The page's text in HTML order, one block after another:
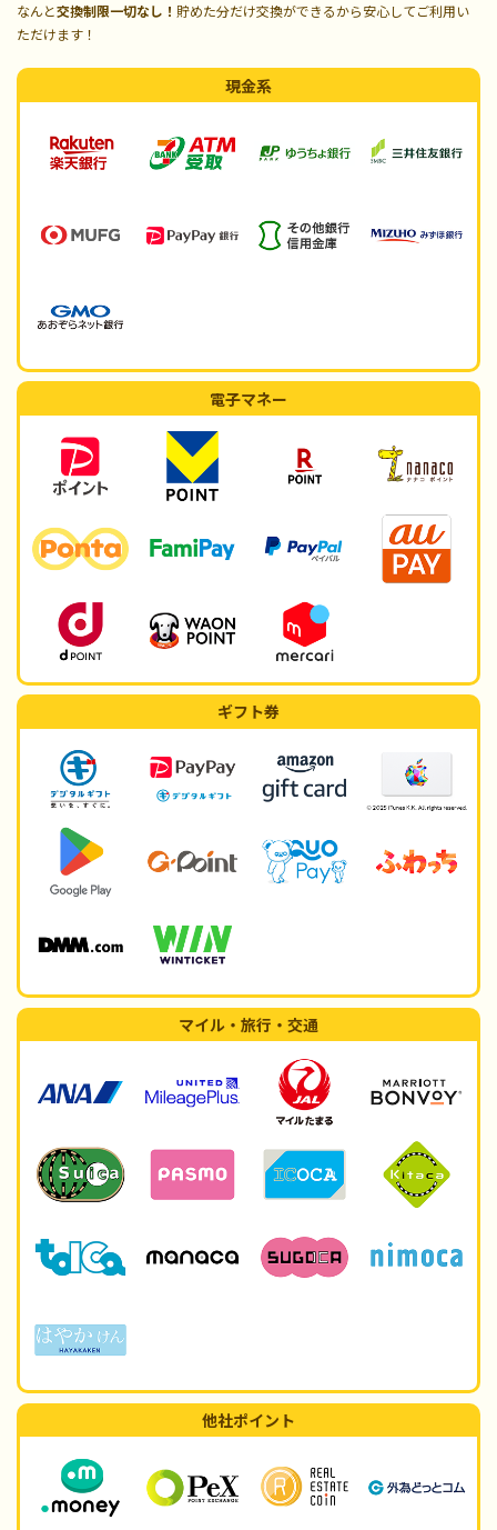
なんと交換制限一切なし！ 貯めた分だけ交換ができるから安心してご利用い
ただけます！
現金系
電子マネー
ギフト券
マイル・旅行・交通
他社ポイント